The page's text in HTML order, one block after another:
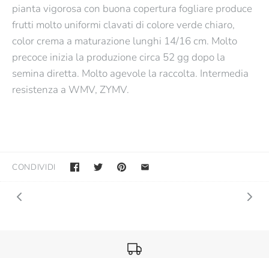
pianta vigorosa con buona copertura fogliare produce
frutti molto uniformi clavati di colore verde chiaro,
color crema a maturazione lunghi 14/16 cm. Molto
precoce inizia la produzione circa 52 gg dopo la
semina diretta. Molto agevole la raccolta. Intermedia
resistenza a WMV, ZYMV.
CONDIVIDI